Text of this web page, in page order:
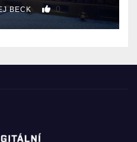
BECK 0